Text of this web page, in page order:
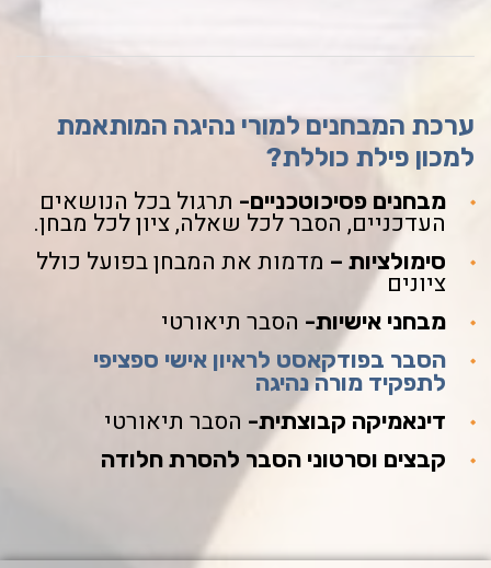
ערכת המבחנים למורי נהיגה המותאמת
למכון פילת כוללת?
מבחנים פסיכוטכניים- תרגול בכל הנושאים
העדכניים, הסבר לכל שאלה, ציון לכל מבחן.
סימולציות – מדמות את המבחן בפועל כולל
ציונים
מבחני אישיות- הסבר תיאורטי
הסבר בפודקאסט לראיון אישי ספציפי
לתפקיד מורה נהיגה
דינאמיקה קבוצתית- הסבר תיאורטי
קבצים וסרטוני הסבר להסרת חלודה